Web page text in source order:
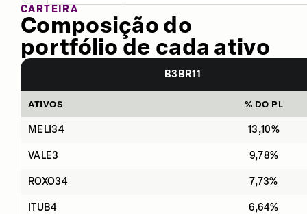
CARTEIRA
Composição do
portfólio de cada ativo
B3BR11
ATIVOS % DO PL
MELI34 13,10%
VALE3 9,78%
ROXO34 7,73%
ITUB4 6,64%